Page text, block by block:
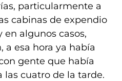
particularmente a
cabinas de expendio
en algunos casos,
a esa hora ya había
gente que había
las cuatro de la tarde.